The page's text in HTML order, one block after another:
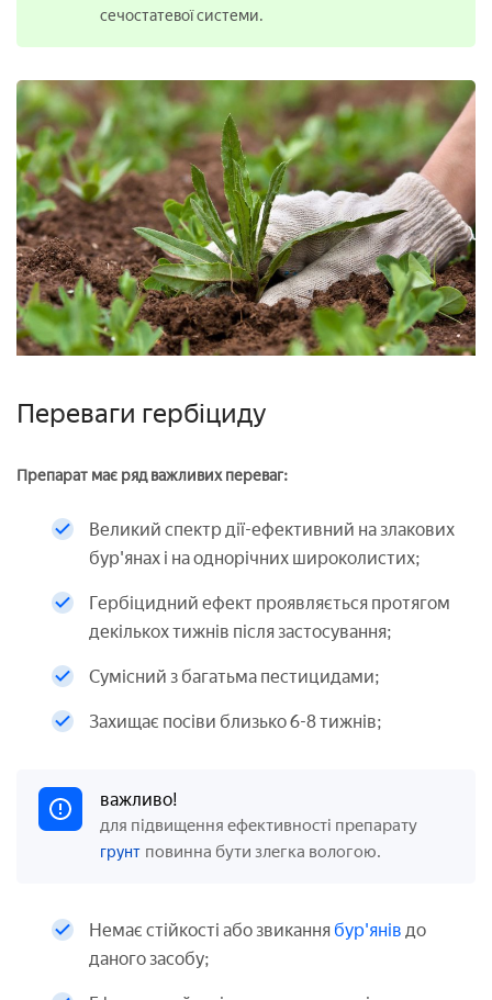
сечостатевої системи.
Переваги гербіциду
Препарат має ряд важливих переваг:
Великий спектр дії-ефективний на злакових
бур'янах і на однорічних широколистих;
Гербіцидний ефект проявляється протягом
декількох тижнів після застосування;
Сумісний з багатьма пестицидами;
Захищає посіви близько 6-8 тижнів;
важливо!
для підвищення ефективності препарату
грунт повинна бути злегка вологою.
Немає стійкості або звикання бур'янів до
даного засобу;